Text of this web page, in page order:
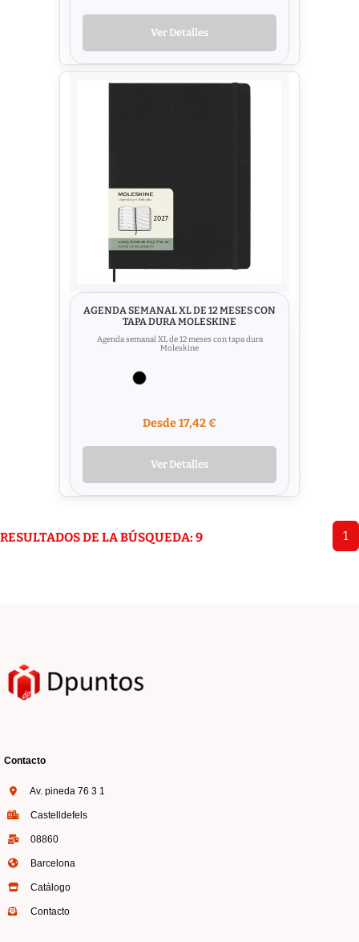
Ver Detalles
AGENDA SEMANAL XL DE 12 MESES CON
TAPA DURA MOLESKINE
Agenda semanal XL de 12 meses con tapa dura
Moleskine
Desde 17,42 €
Ver Detalles
1
RESULTADOS DE LA BÚSQUEDA: 9
Contacto
Av. pineda 76 3 1
Castelldefels
08860
Barcelona
Catálogo
Contacto